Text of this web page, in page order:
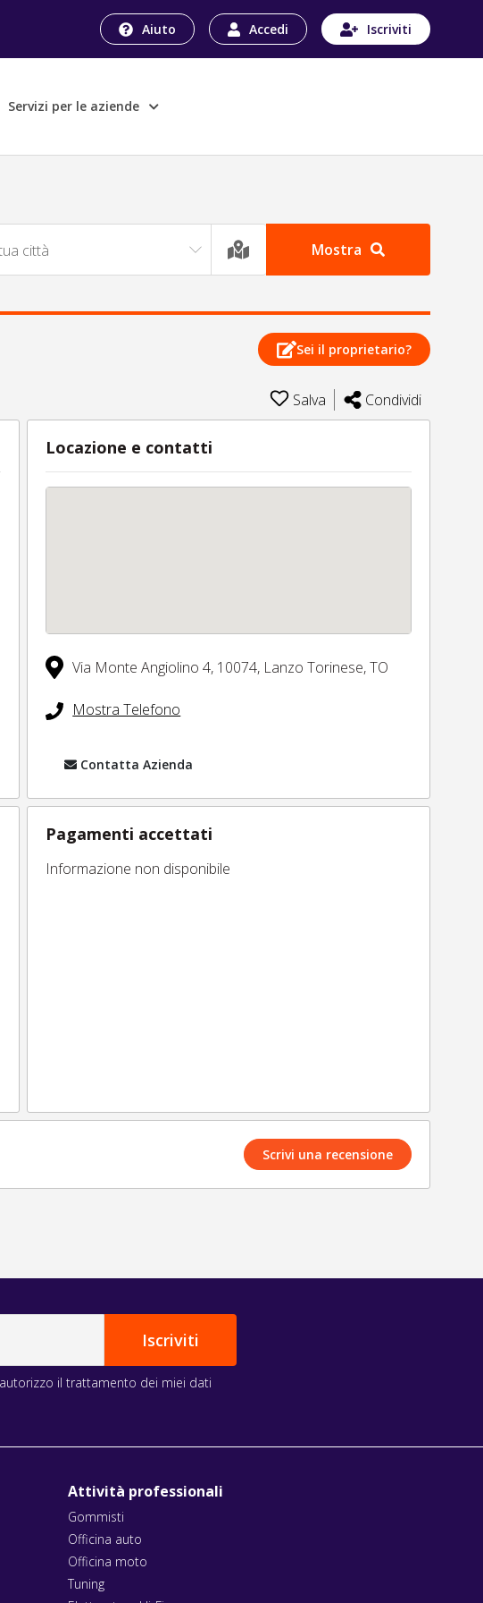
Aiuto Accedi Iscriviti
Servizi per le aziende
città Mostra
Sei il proprietario?
Salva Condividi
Locazione e contatti
Via Monte Angiolino 4, 10074, Lanzo Torinese,TO
Mostra Telefono
Contatta Azienda
Pagamenti accettati
Informazione non disponibile
Scrivi una recensione
il trattamento dei miei dati
Attività professionali
Gommisti
Officina auto
Officina moto
Tuning